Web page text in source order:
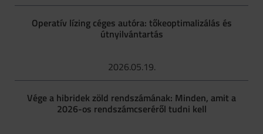
Operatív lízing céges autóra: tőkeoptimalizálás és
útnyilvántartás
2026.05.19.
Vége a hibridek zöld rendszámának: Minden, amit a
2026-os rendszámcseréről tudni kell